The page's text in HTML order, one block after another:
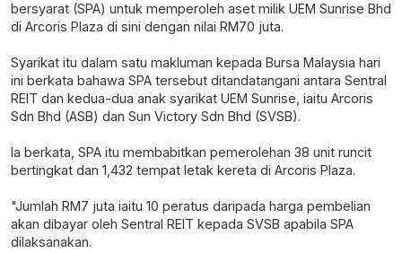
bersyarat (SPA) untuk memperoleh aset milik UEM Sunrise Bhd
di Arcoris Plaza di sini dengan nilai RM70 juta.
Syarikat itu dalam satu makluman kepada Bursa Malaysia hari
ini berkata bahawa SPA tersebut ditandatangani antara Sentral
REIT dan kedua-dua anak syarikat UEM Sunrise, iaitu Arcoris
Sdn Bhd (ASB) dan Sun Victory Sdn Bhd (SVSB).
Ia berkata, SPA itu membabitkan pemerolehan 38 unit runcit
bertingkat dan 1,432 tempat letak kereta di Arcoris Plaza.
"Jumlah RM7 juta iaitu 10 peratus daripada harga pembelian
akan dibayar oleh Sentral REIT kepada SVSB apabila SPA
dilaksanakan.